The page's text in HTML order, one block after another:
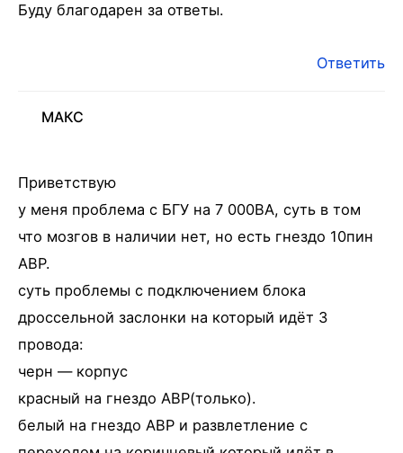
Буду благодарен за ответы.
Ответить
МАКС
Приветствую
у меня проблема с БГУ на 7 000ВА, суть в том
что мозгов в наличии нет, но есть гнездо 10пин
АВР.
суть проблемы с подключением блока
дроссельной заслонки на который идёт 3
провода:
черн — корпус
красный на гнездо АВР(только).
белый на гнездо АВР и развлетление с